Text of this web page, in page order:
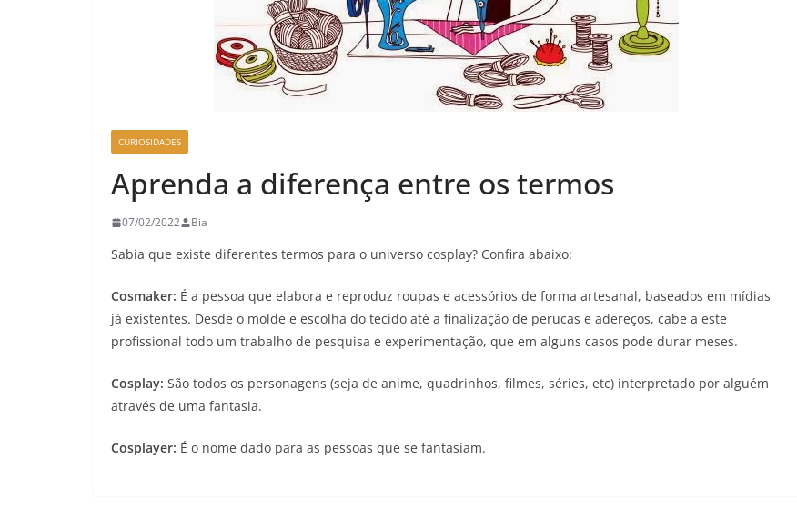
CURIOSIDADES
Aprenda a diferença entre os termos
07/02/2022 Bia
Sabia que existe diferentes termos para o universo cosplay? Confira abaixo:
Cosmaker: É a pessoa que elabora e reproduz roupas e acessórios de forma artesanal, baseados em mídias
já existentes. Desde o molde e escolha do tecido até a finalização de perucas e adereços, cabe a este
profissional todo um trabalho de pesquisa e experimentação, que em alguns casos pode durar meses.
Cosplay: São todos os personagens (seja de anime, quadrinhos, filmes, séries, etc) interpretado por alguém
através de uma fantasia.
Cosplayer: É o nome dado para as pessoas que se fantasiam.